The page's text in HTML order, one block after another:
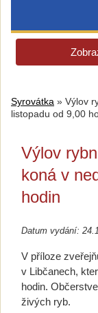
Syrovátka » Výlov
listopadu od 9,00
Výlov
koná v
hodin
Datum vydání:
V příloze
v Libčanech,
hodin.
živých ryb.